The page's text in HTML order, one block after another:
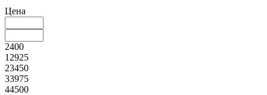
Цена
2400
12925
23450
33975
44500